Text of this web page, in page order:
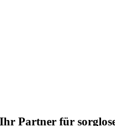
Ihr Partner für